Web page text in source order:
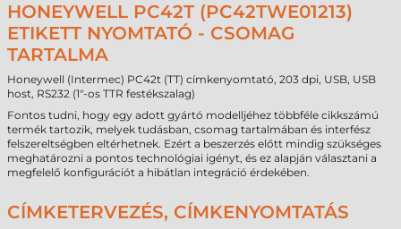
HONEYWELL PC42T (PC42TWE01213)
ETIKETT NYOMTATÓ - CSOMAG
TARTALMA
Honeywell (Intermec) PC42t (TT) címkenyomtató, 203 dpi, USB, USB
host, RS232 (1"-os TTR festékszalag)
Fontos tudni, hogy egy adott gyártó modelljéhez többféle cikkszámú
termék tartozik, melyek tudásban, csomag tartalmában és interfész
felszereltségben eltérhetnek. Ezért a beszerzés előtt mindig szükséges
meghatározni a pontos technológiai igényt, és ez alapján választani a
megfelelő konfigurációt a hibátlan integráció érdekében.
CÍMKETERVEZÉS, CÍMKENYOMTATÁS